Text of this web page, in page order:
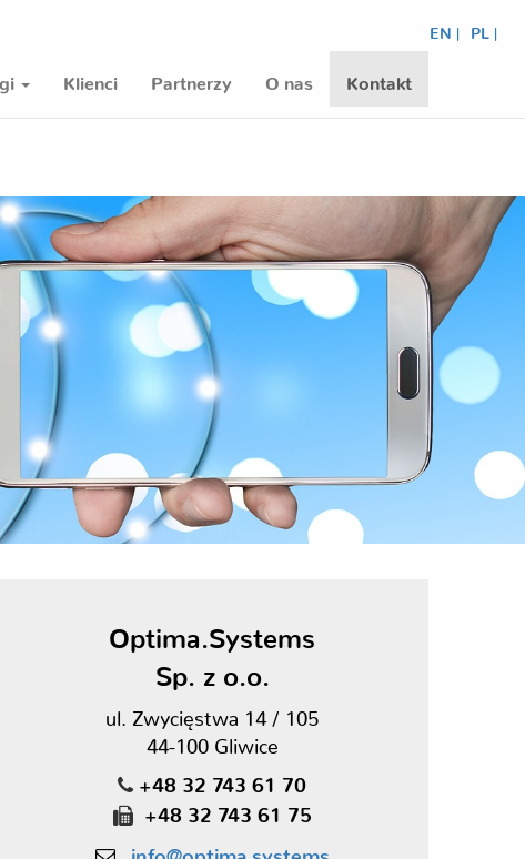
EN | PL |
Klienci Partnerzy O nas Kontakt
Optima.Systems
Sp. z o.o.
ul. Zwycięstwa 14 / 105
44-100 Gliwice
+48 32 743 61 70
+48 32 743 61 75
info@optima.systems